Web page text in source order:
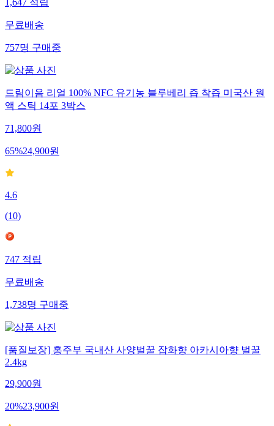
1,647적립
무료배송
757명구매중
드림이음 리얼 100% NFC 유기농 블루베리 즙 착즙 미국산 원
액 스틱 14포 3박스
71,800원
65%24,900원
4.6
(10)
747적립
무료배송
1,738명구매중
[품질보장] 홍주부 국내산 사양벌꿀 잡화향 아카시아향 벌꿀
2.4kg
29,900원
20%23,900원